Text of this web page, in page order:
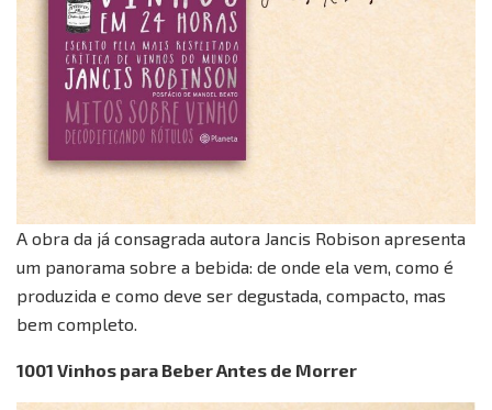
A obra da já consagrada autora Jancis Robison apresenta
um panorama sobre a bebida: de onde ela vem, como é
produzida e como deve ser degustada, compacto, mas
bem completo.
1001 Vinhos para Beber Antes de Morrer